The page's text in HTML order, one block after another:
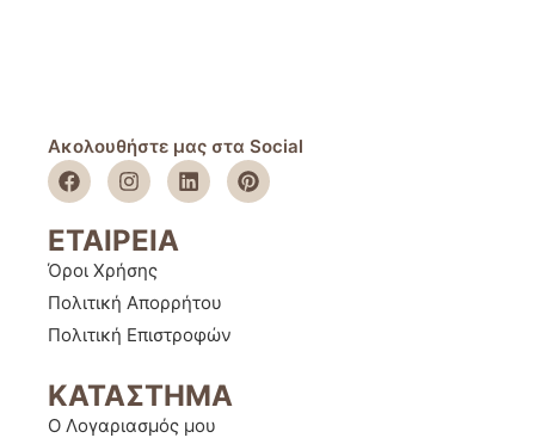
Ακολουθήστε μας στα Social
ΕΤΑΙΡΕΙΑ
Όροι Χρήσης
Πολιτική Απορρήτου
Πολιτική Επιστροφών
ΚΑΤΑΣΤΗΜΑ
Ο Λογαριασμός μου